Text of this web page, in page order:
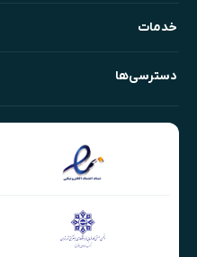
خدمات
دسترسی‌ها